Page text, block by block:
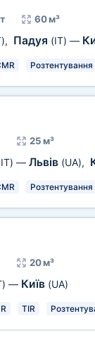
60 м³
, Падуя (IT) —
Розтентування
25 м³
— Львів (UA),
Розтентування
20 м³
— Київ (UA)
TIR